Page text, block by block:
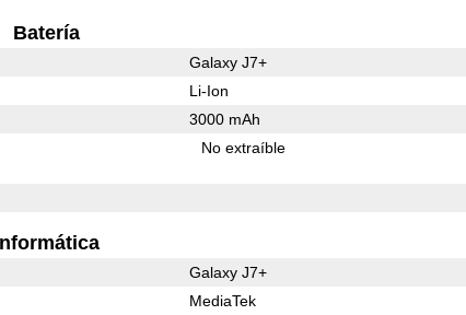
Batería
Galaxy J7+
Li-Ion
3000 mAh
No extraíble
Galaxy J7+
MediaTek